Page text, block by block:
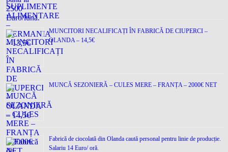
MUNCITORI NECALIFICAȚI ÎN FABRICĂ DE CIUPERCI –
OLANDA – 14,5€
MUNCĂ SEZONIERĂ – CULES MERE – FRANȚA – 2000€ NET
Fabrică de ciocolată din Olanda caută personal pentru linie de producție.
Salariu 14 Euro/ oră.